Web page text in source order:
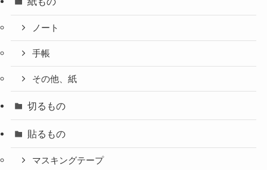
ノート
手帳
その他、紙
切るもの
貼るもの
マスキングテープ